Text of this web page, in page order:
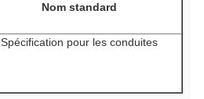
Nom standard
Spécification pour les conduites